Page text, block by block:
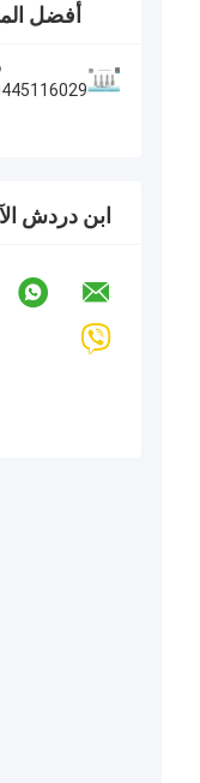
أفضل
ابن دردش